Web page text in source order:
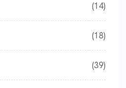
(14)
(18)
(39)